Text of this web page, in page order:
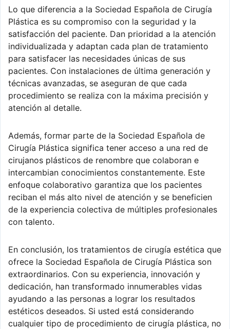
Lo que diferencia a la Sociedad Española de Cirugía
Plástica es su compromiso con la seguridad y la
satisfacción del paciente. Dan prioridad a la atención
individualizada y adaptan cada plan de tratamiento
para satisfacer las necesidades únicas de sus
pacientes. Con instalaciones de última generación y
técnicas avanzadas, se aseguran de que cada
procedimiento se realiza con la máxima precisión y
atención al detalle.
Además, formar parte de la Sociedad Española de
Cirugía Plástica significa tener acceso a una red de
cirujanos plásticos de renombre que colaboran e
intercambian conocimientos constantemente. Este
enfoque colaborativo garantiza que los pacientes
reciban el más alto nivel de atención y se beneficien
de la experiencia colectiva de múltiples profesionales
con talento.
En conclusión, los tratamientos de cirugía estética que
ofrece la Sociedad Española de Cirugía Plástica son
extraordinarios. Con su experiencia, innovación y
dedicación, han transformado innumerables vidas
ayudando a las personas a lograr los resultados
estéticos deseados. Si usted está considerando
cualquier tipo de procedimiento de cirugía plástica, no